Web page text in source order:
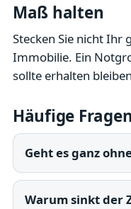
Maß halten
Stecken Sie nicht Ihr
Immobilie. Ein
sollte erhalten
Häufige Fragen
Geht es ganz
Warum sinkt der